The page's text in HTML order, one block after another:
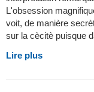
L'obsession
voit, de manière
sur la cècitè puisque
Lire plus